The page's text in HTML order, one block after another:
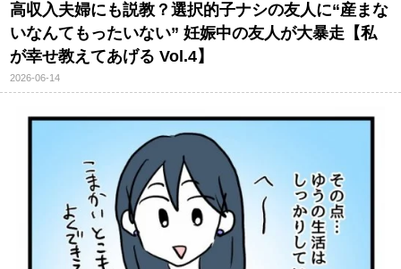
高収入夫婦にも説教？選択的子ナシの友人に“産まな
いなんてもったいない” 妊娠中の友人が大暴走【私
が幸せ教えてあげる Vol.4】
2026-06-14